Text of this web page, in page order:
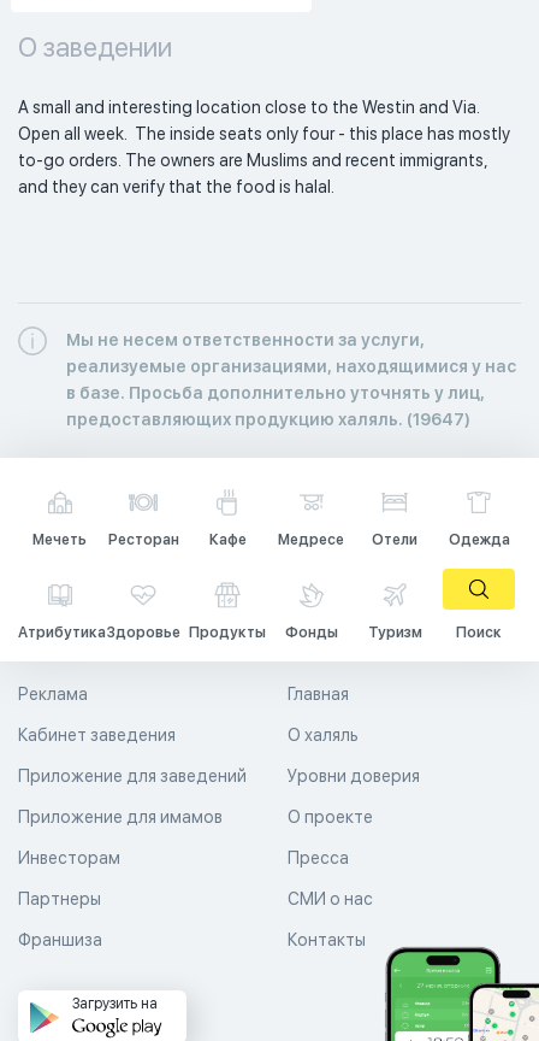
О заведении
A small and interesting location close to the Westin and Via.
Open all week.  The inside seats only four - this place has mostly
to-go orders. The owners are Muslims and recent immigrants,
and they can verify that the food is halal.
Мы не несем ответственности за услуги,
реализуемые организациями, находящимися у нас
в базе. Просьба дополнительно уточнять у лиц,
предоставляющих продукцию халяль. (19647)
Мечеть Ресторан Кафе Медресе Отели Одежда
АтрибутикаЗдоровье Продукты Фонды Туризм Поиск
Главная
О халяль
Уровни доверия
Реклама
Кабинет заведения
Приложение для заведений
Приложение для имамов О проекте
Пресса
СМИ о нас
Контакты
Инвесторам
Партнеры
Франшиза
Загрузить на